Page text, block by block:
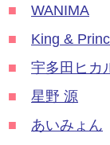
■
WANIMA
■
King &
■
宇多田ヒカ
■
星野 源
■
あいみょん